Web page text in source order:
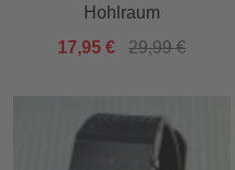
Hohlraum
17,95 €
29,99 €